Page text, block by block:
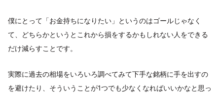
僕にとって「お金持ちになりたい」というのはゴールじゃなく
て、どちらかというとこれから損をするかもしれない人をできる
だけ減らすことです。
実際に過去の相場をいろいろ調べてみて下手な銘柄に手を出すの
を避けたり、そういうことが1つでも少なくなればいいかなと思っ